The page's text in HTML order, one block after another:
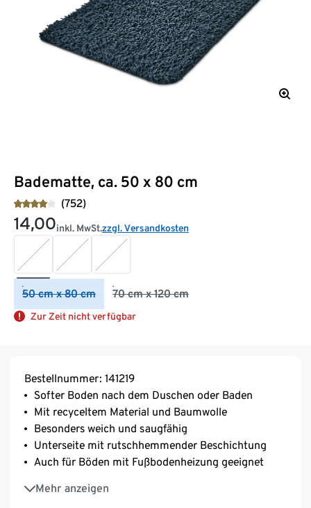
Badematte, ca. 50 x 80 cm
(752)
14,00inkl. MwSt.zzgl. Versandkosten
50 cm x 80 cm 70 cm x 120 cm
Zur Zeit nicht verfügbar
Bestellnummer: 141219
Softer Boden nach dem Duschen oder Baden
Mit recyceltem Material und Baumwolle
Besonders weich und saugfähig
Unterseite mit rutschhemmender Beschichtung
Auch für Böden mit Fußbodenheizung geeignet
Mehr anzeigen
Maschinenwaschbar
Moderne Farbe – passend für jedes Badezimmer